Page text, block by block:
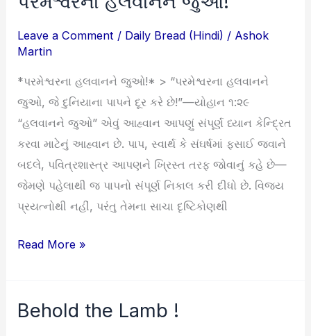
Leave a Comment / Daily Bread (Hindi) / Ashok
Martin
*પરમેશ્વરના હલવાનને જુઓ!* > “પરમેશ્વરના હલવાનને
જુઓ, જે દુનિયાના પાપને દૂર કરે છે!”—યોહાન ૧:૨૯
“હલવાનને જુઓ” એવું આહ્વાન આપણું સંપૂર્ણ ધ્યાન કેન્દ્રિત
કરવા માટેનું આહ્વાન છે. પાપ, સ્વાર્થ કે સંઘર્ષમાં ફસાઈ જવાને
બદલે, પવિત્રશાસ્ત્ર આપણને ખ્રિસ્ત તરફ જોવાનું કહે છે—
જેમણે પહેલાથી જ પાપનો સંપૂર્ણ નિકાલ કરી દીધો છે. વિજય
પ્રયત્નોથી નહીં, પરંતુ તેમના સાચા દૃષ્ટિકોણથી
જુઓ!
Read More »
Behold the Lamb !
Behold